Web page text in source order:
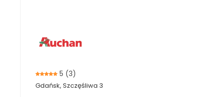
5 (3)
Gdańsk, Szczęśliwa 3